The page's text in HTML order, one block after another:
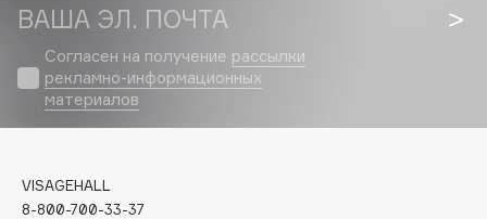
Darphin
Deonica
Dessange
Dior
Dolce & Gabbana
ВАША ЭЛ. ПОЧТА
Согласен на получение рассылки
рекламно-информационных
материалов
VISAGEHALL
8-800-700-33-37